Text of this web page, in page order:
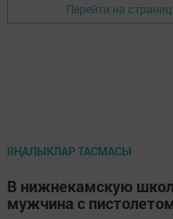
Перейти на
ЯҢАЛЫКЛАР ТАСМАСЫ
В нижнекамскую
мужчина с